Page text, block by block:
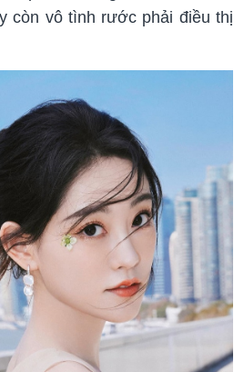
còn vô tình rước phải điều thị